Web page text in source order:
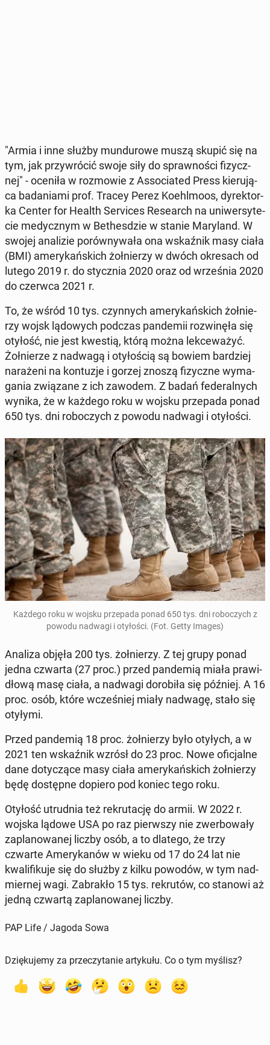
"Armia i inne służby mun­du­ro­we muszą skupić się na
tym, jak przy­wró­cić swoje siły do spraw­no­ści fi­zycz­
nej" - oceniła w roz­mo­wie z As­so­cia­ted Press kie­ru­ją­
ca ba­da­nia­mi prof. Tracey Perez Ko­ehl­mo­os, dy­rek­tor­
ka Center for Health Se­rvi­ces Re­se­arch na uni­wer­sy­te­
cie me­dycz­nym w Be­thes­dzie w stanie Ma­ry­land. W
swojej ana­li­zie po­rów­ny­wa­ła ona wskaź­nik masy ciała
(BMI) ame­ry­kań­skich żoł­nie­rzy w dwóch okre­sach od
lutego 2019 r. do stycz­nia 2020 oraz od wrze­śnia 2020
do czerwca 2021 r.
To, że wśród 10 tys. czyn­nych ame­ry­kań­skich żoł­nie­
rzy wojsk lą­do­wych podczas pan­de­mii roz­wi­nę­ła się
otyłość, nie jest kwestią, którą można lek­ce­wa­żyć.
Żoł­nie­rze z nadwagą i oty­ło­ścią są bowiem bar­dziej
na­ra­że­ni na kon­tu­zje i gorzej znoszą fi­zycz­ne wy­ma­
ga­nia zwią­za­ne z ich zawodem. Z badań fe­de­ral­nych
wynika, że w każdego roku w wojsku prze­pa­da ponad
650 tys. dni ro­bo­czych z powodu nadwagi i oty­ło­ści.
Każdego roku w wojsku prze­pa­da ponad 650 tys. dni ro­bo­czych z
powodu nadwagi i oty­ło­ści. (Fot. Getty Images)
Analiza objęła 200 tys. żoł­nie­rzy. Z tej grupy ponad
jedna czwarta (27 proc.) przed pan­de­mią miała pra­wi­
dło­wą masę ciała, a nadwagi do­ro­bi­ła się później. A 16
proc. osób, które wcze­śniej miały nadwagę, stało się
otyłymi.
Przed pan­de­mią 18 proc. żoł­nie­rzy było otyłych, a w
2021 ten wskaź­nik wzrósł do 23 proc. Nowe ofi­cjal­ne
dane do­ty­czą­ce masy ciała ame­ry­kań­skich żoł­nie­rzy
będę do­stęp­ne dopiero pod koniec tego roku.
Otyłość utrud­nia też re­kru­ta­cję do armii. W 2022 r.
wojska lądowe USA po raz pierw­szy nie zwer­bo­wa­ły
za­pla­no­wa­nej liczby osób, a to dlatego, że trzy
czwarte Ame­ry­ka­nów w wieku od 17 do 24 lat nie
kwa­li­fi­ku­je się do służby z kilku powodów, w tym nad­
mier­nej wagi. Za­bra­kło 15 tys. re­kru­tów, co stanowi aż
jedną czwartą za­pla­no­wa­nej liczby.
PAP Life / Jagoda Sowa
Dziękujemy za przeczytanie artykułu. Co o tym myślisz?